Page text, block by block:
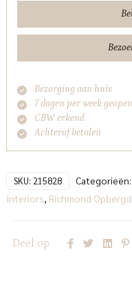
aantal
Bezorging aan huis
7 dagen per week
CBW erkend
Achteraf betalen
SKU: 215828 Categorieën:
Interiors, Richmond
Deel op